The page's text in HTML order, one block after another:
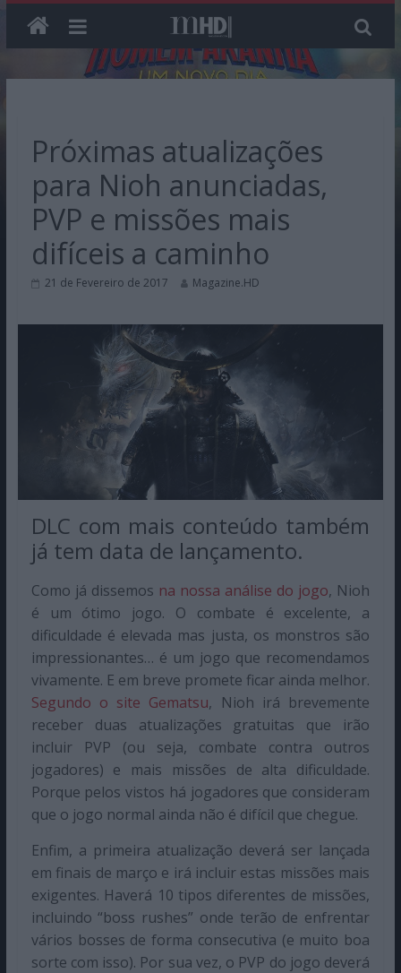
Próximas atualizações
para Nioh anunciadas,
PVP e missões mais
difíceis a caminho
21 de Fevereiro de 2017 Magazine.HD
DLC com mais conteúdo também
já tem data de lançamento.
Como já dissemos na nossa análise do jogo, Nioh
é um ótimo jogo. O combate é excelente, a
dificuldade é elevada mas justa, os monstros são
impressionantes… é um jogo que recomendamos
vivamente. E em breve promete ficar ainda melhor.
Segundo o site Gematsu, Nioh irá brevemente
receber duas atualizações gratuitas que irão
incluir PVP (ou seja, combate contra outros
jogadores) e mais missões de alta dificuldade.
Porque pelos vistos há jogadores que consideram
que o jogo normal ainda não é difícil que chegue.
Enfim, a primeira atualização deverá ser lançada
em finais de março e irá incluir estas missões mais
exigentes. Haverá 10 tipos diferentes de missões,
incluindo “boss rushes” onde terão de enfrentar
vários bosses de forma consecutiva (e muito boa
sorte com isso). Por sua vez, o PVP do jogo deverá